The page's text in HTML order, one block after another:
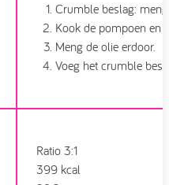
Crumble beslag: meng
Kook de pompoen en
Meng de olie erdoor.
Voeg het crumble
Ratio 3:1
399 kcal